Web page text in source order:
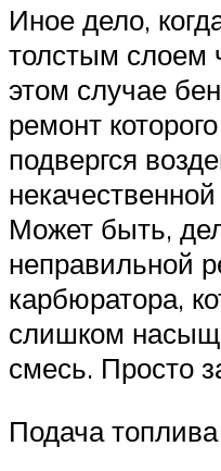
Иное дело,
толстым слоем
этом случае
ремонт
подвергся
Может быть,
неправильной
карбюратора,
слишком
смесь. Просто
Подача топлива